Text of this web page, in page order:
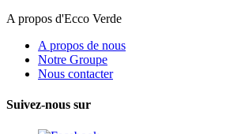
A propos d'Ecco Verde
A propos de nous
Notre Groupe
Nous contacter
Suivez-nous sur